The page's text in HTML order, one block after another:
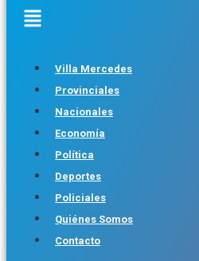
Villa Mercedes
Provinciales
Nacionales
Economía
Política
Deportes
Policiales
Quiénes Somos
Contacto